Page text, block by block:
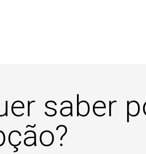
saber